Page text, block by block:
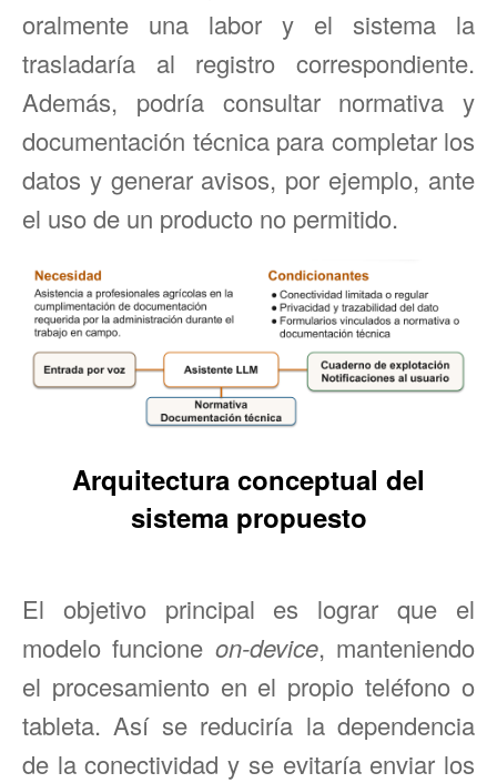
oralmente una labor y el sistema la
trasladaría al registro correspondiente.
Además, podría consultar normativa y
documentación técnica para completar los
datos y generar avisos, por ejemplo, ante
el uso de un producto no permitido.
Arquitectura conceptual del
sistema propuesto
El objetivo principal es lograr que el
modelo funcione on-device, manteniendo
el procesamiento en el propio teléfono o
tableta. Así se reduciría la dependencia
de la conectividad y se evitaría enviar los